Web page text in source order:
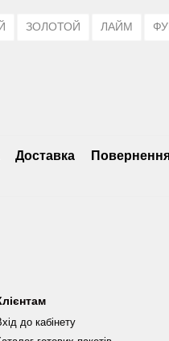
ЗОЛОТОЙ ЛАЙМ
Доставка
до кабінету